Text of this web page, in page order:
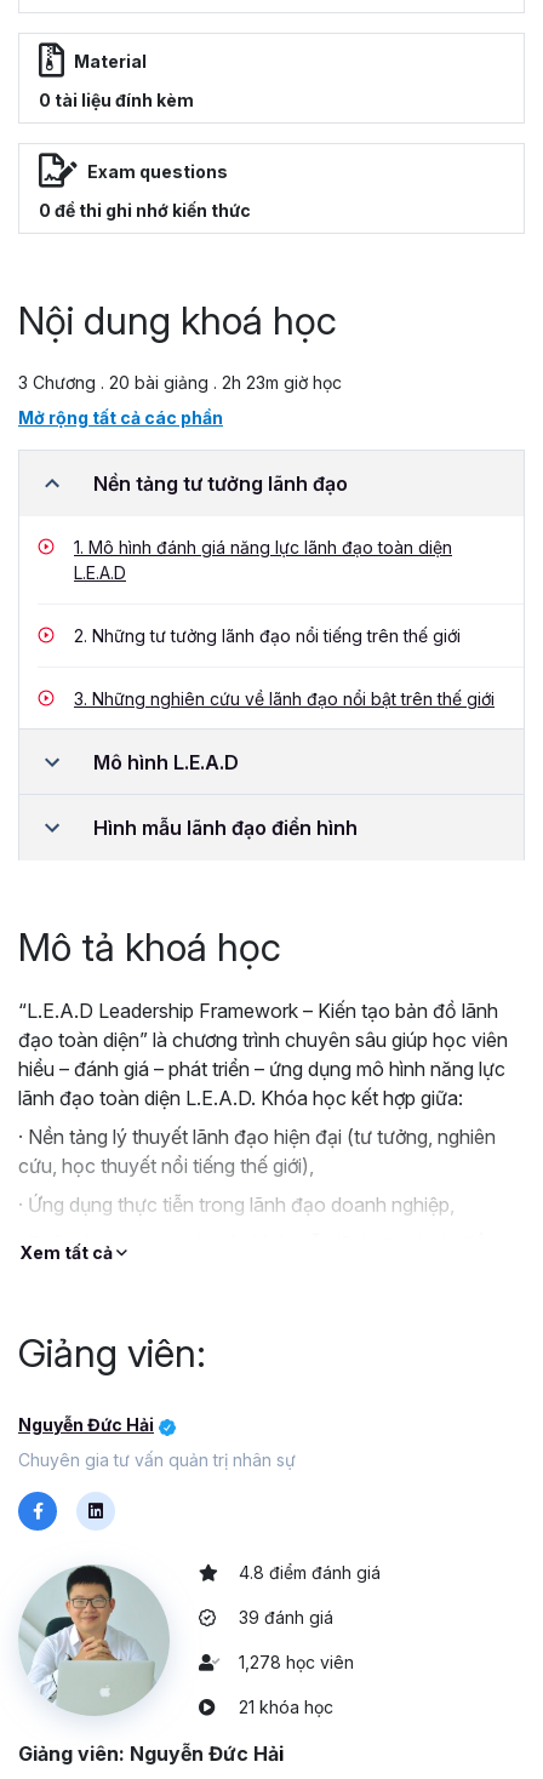
Material
0 tài liệu đính kèm
Exam questions
0 đề thi ghi nhớ kiến thức
Nội dung khoá học
3 Chương . 20 bài giảng . 2h 23m giờ học
Mở rộng tất cả các phần
Nền tảng tư tưởng lãnh đạo
1. Mô hình đánh giá năng lực lãnh đạo toàn diện
L.E.A.D
2. Những tư tưởng lãnh đạo nổi tiếng trên thế giới
3. Những nghiên cứu về lãnh đạo nổi bật trên thế giới
Mô hình L.E.A.D
Hình mẫu lãnh đạo điển hình
Mô tả khoá học
“L.E.A.D Leadership Framework – Kiến tạo bản đồ lãnh
đạo toàn diện” là chương trình chuyên sâu giúp học viên
hiểu – đánh giá – phát triển – ứng dụng mô hình năng lực
lãnh đạo toàn diện L.E.A.D. Khóa học kết hợp giữa:
· Nền tảng lý thuyết lãnh đạo hiện đại (tư tưởng, nghiên
cứu, học thuyết nổi tiếng thế giới),
· Ứng dụng thực tiễn trong lãnh đạo doanh nghiệp,
· Phân tích case study các hình mẫu lãnh đạo kinh điển
năng lực lãnh đạo của chính mình, từ đó định vị rõ phong
cách lãnh đạo, điểm mạnh – điểm yếu, và chiến lược phát
thời đại mới.
Xem tất cả
Giảng viên:
Nguyễn Đức Hải
Chuyên gia tư vấn quản trị nhân sự
4.8 điểm đánh giá
39 đánh giá
1,278 học viên
21 khóa học
Giảng viên: Nguyễn Đức Hải